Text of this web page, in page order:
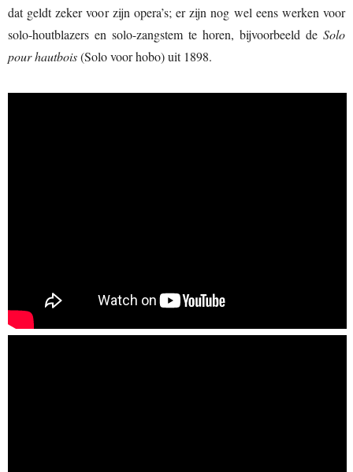
dat geldt zeker voor zijn opera’s; er zijn nog wel eens werken voor
solo-houtblazers en solo-zangstem te horen, bijvoorbeeld de Solo
pour hautbois(Solo voor hobo) uit 1898.